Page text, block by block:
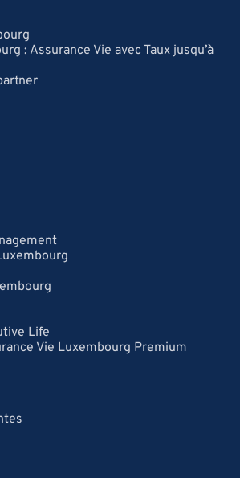
: Assurance Vie avec Taux jusqu’à
Life
Vie Luxembourg Premium